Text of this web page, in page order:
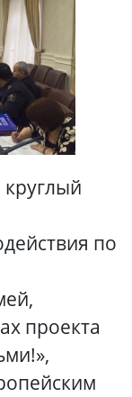
круглый
по
проекта